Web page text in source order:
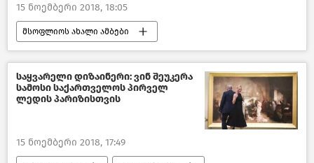
15 ნოემბერი 2018, 18:05
მსოფლიოს ახალი ამბები
საყვარელი დიზაინერი: ვინ შეუკერა
სამოსი საქართველოს პირველ
ლედის პარიზისთვის
15 ნოემბერი 2018, 17:49